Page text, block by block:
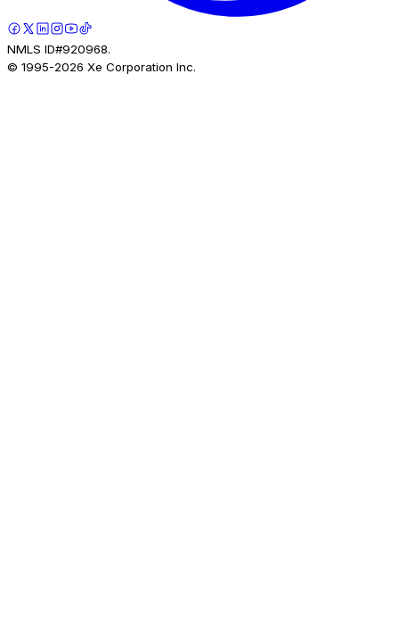
NMLS ID#920968.
© 1995-2026 Xe Corporation Inc.